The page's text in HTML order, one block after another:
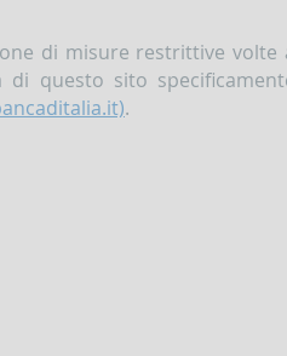
di misure restrittive volte
questo sito
.